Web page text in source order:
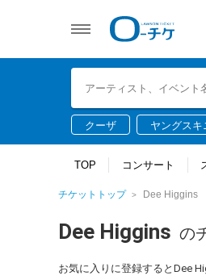
クーザ ヤングスキ
TOP コンサート
チケットトップ Dee Higgins
Dee Higgins の
お気に入りに登録するとDee